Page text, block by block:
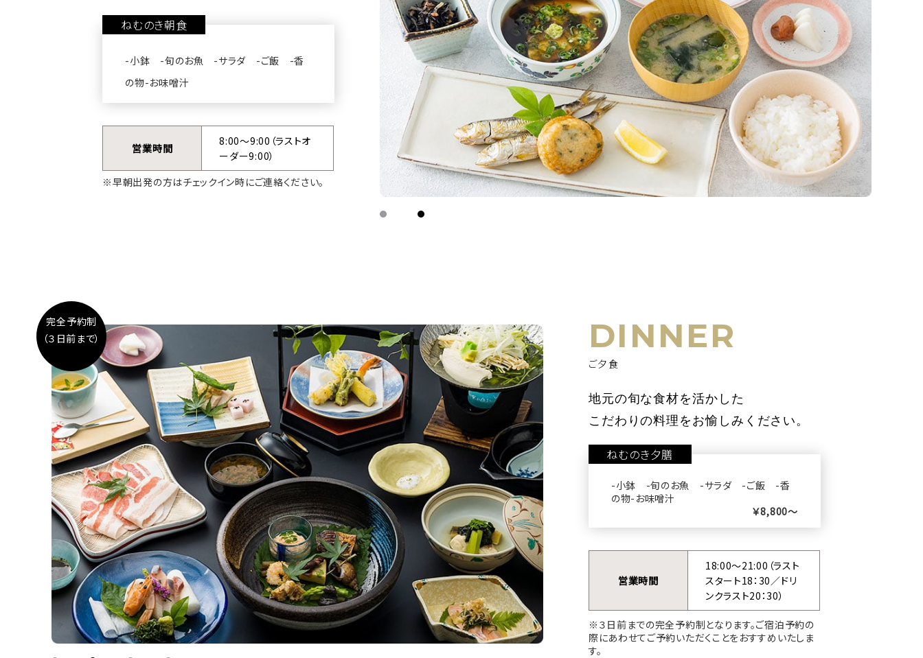
BESTRATE
公式サイトが
チェックイン 宿泊数
泊
1泊あたり
名
室数
室
空室カレンダー お部屋から選ぶ
マイページログイン
予約の確認
予約の変更 キャンセル
ご予約・お問い合わせ
0995-77-2201 （09:00～18:00）
ねむのき朝食
-小鉢 -旬のお魚 -サラダ -ご飯 -香
の物-お味噌汁
営業時間
8:00〜9:00（ラストオ
ーダー9:00）
※早朝出発の方はチェックイン時にご連絡ください。
完全予約制
（３日前まで）
DINNER
ご夕食
地元の旬な食材を活かした
こだわりの料理をお愉しみください。
ねむのき夕膳
-小鉢 -旬のお魚 -サラダ -ご飯 -香
の物-お味噌汁
￥8,800～
営業時間
18:00〜21:00（ラスト
スタート18：30／ドリ
ンクラスト20：30）
※３日前までの完全予約制となります。ご宿泊予約の
際にあわせてご予約いただくことをおすすめいたしま
す。